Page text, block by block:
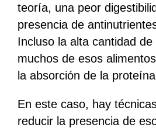
teoría, una peor
presencia de
Incluso la alta cantidad
muchos de esos
la absorción de la
En este caso, hay
reducir la presencia de